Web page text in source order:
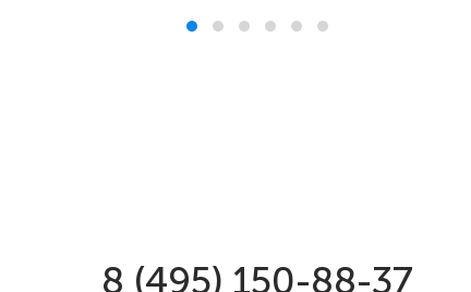
8 (495) 150-88-37